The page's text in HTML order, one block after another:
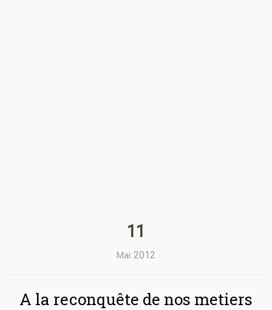
11
Mai 2012
A la reconquête de nos metiers